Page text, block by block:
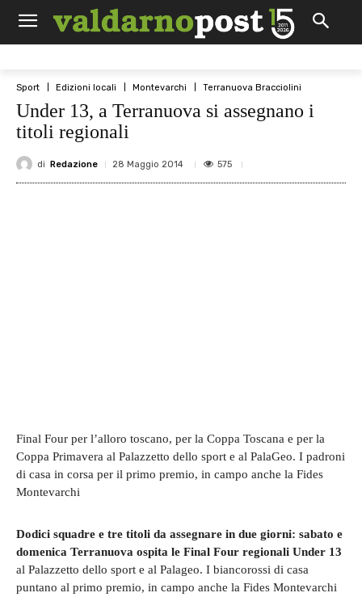
Sport Edizioni locali Montevarchi Terranuova Bracciolini
Under 13, a Terranuova si assegnano i
titoli regionali
di Redazione 28 Maggio 2014 575
Final Four per l’alloro toscano, per la Coppa Toscana e per la
Coppa Primavera al Palazzetto dello sport e al PalaGeo. I padroni
di casa in corsa per il primo premio, in campo anche la Fides
Montevarchi
Dodici squadre e tre titoli da assegnare in due giorni: sabato e
domenica Terranuova ospita le Final Four regionali Under 13
al Palazzetto dello sport e al Palageo. I biancorossi di casa
puntano al primo premio, in campo anche la Fides Montevarchi